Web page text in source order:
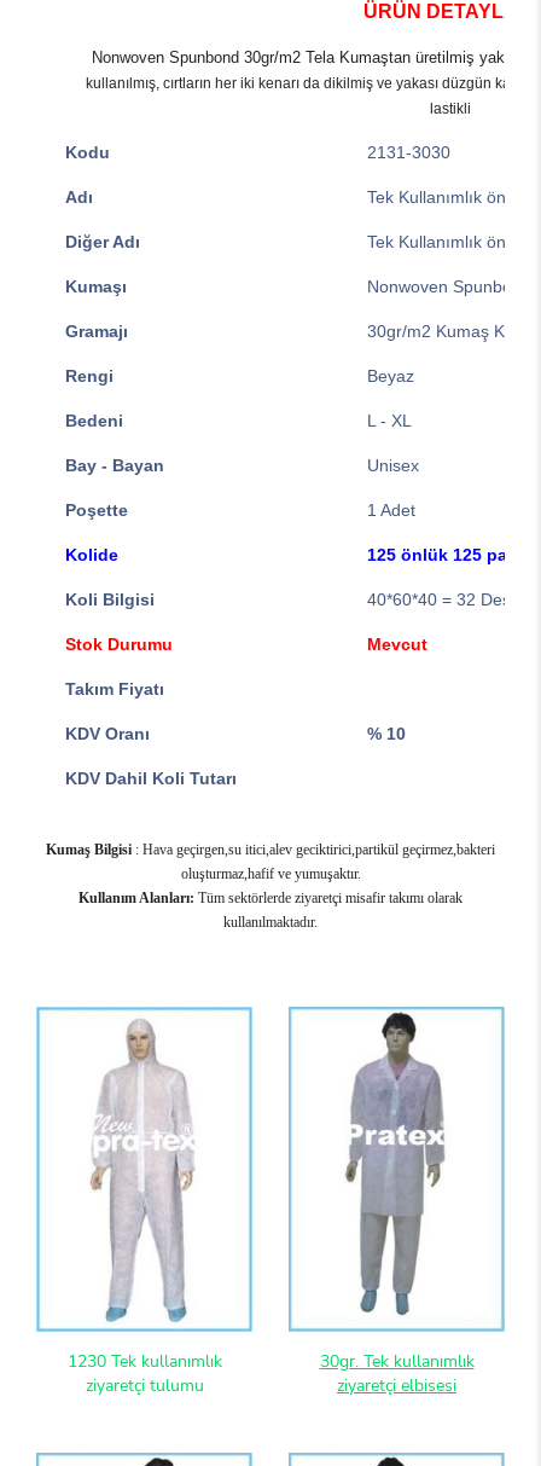
ÜRÜN DETAYLARI
Nonwoven Spunbond 30gr/m2 Tela Kumaştan üretilmiş
kullanılmış, cırtların her iki kenarı da dikilmiş ve yakası düzgün
lastikli
Kodu 2131-3030
Adı Tek Kullanımlık önlük
Diğer Adı Tek Kullanımlık önlük
Kumaşı Nonwoven Spunbond
Gramajı 30gr/m2 Kumaş
Rengi Beyaz
Bedeni L - XL
Bay - Bayan Unisex
Poşette 1 Adet
Kolide 125 önlük 125
Koli Bilgisi 40*60*40 = 32 Desi (
Stok Durumu Mevcut
Takım Fiyatı
KDV Oranı % 10
KDV Dahil Koli Tutarı
Kumaş Bilgisi : Hava geçirgen,su itici,alev geciktirici,partikül geçirmez,bakteri
oluşturmaz,hafif ve yumuşaktır.
Kullanım Alanları: Tüm sektörlerde ziyaretçi misafir takımı olarak
kullanılmaktadır.
1230 Tek kullanımlık
ziyaretçi tulumu
30gr. Tek kullanımlık
ziyaretçi elbisesi